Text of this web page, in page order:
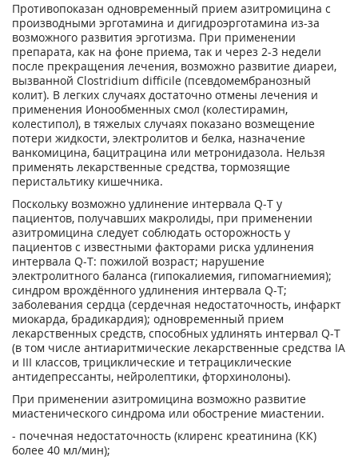
Противопоказан одновременный прием азитромицина с
производными эрготамина и дигидроэрготамина из-за
возможного развития эрготизма. При применении
препарата, как на фоне приема, так и через 2-3 недели
после прекращения лечения, возможно развитие диареи,
вызванной Clostridium difficile (псевдомембранозный
колит). В легких случаях достаточно отмены лечения и
применения Ионообменных смол (колестирамин,
колестипол), в тяжелых случаях показано возмещение
потери жидкости, электролитов и белка, назначение
ванкомицина, бацитрацина или метронидазола. Нельзя
применять лекарственные средства, тормозящие
перистальтику кишечника.
Поскольку возможно удлинение интервала Q-T у
пациентов, получавших макролиды, при применении
азитромицина следует соблюдать осторожность у
пациентов с известными факторами риска удлинения
интервала Q-T: пожилой возраст; нарушение
электролитного баланса (гипокалиемия, гипомагниемия);
синдром врождённого удлинения интервала Q-T;
заболевания сердца (сердечная недостаточность, инфаркт
миокарда, брадикардия); одновременный прием
лекарственных средств, способных удлинять интервал Q-T
(в том числе антиаритмические лекарственные средства IA
и III классов, трициклические и тетрациклические
антидепрессанты, нейролептики, фторхинолоны).
При применении азитромицина возможно развитие
миастенического синдрома или обострение миастении.
- почечная недостаточность (клиренс креатинина (КК)
более 40 мл/мин);